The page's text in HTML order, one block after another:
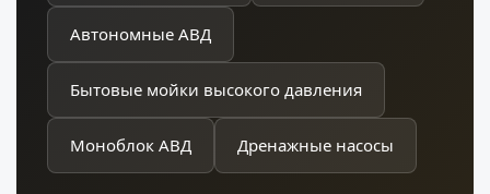
Автономные АВД
Бытовые мойки высокого давления
Моноблок АВД Дренажные насосы